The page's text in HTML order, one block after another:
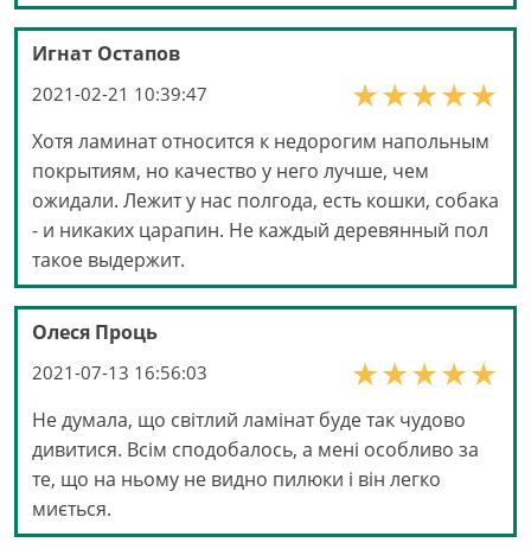
Игнат Остапов
2021-02-21 10:39:47
Хотя ламинат относится к недорогим напольным
покрытиям, но качество у него лучше, чем
ожидали. Лежит у нас полгода, есть кошки, собака
- и никаких царапин. Не каждый деревянный пол
такое выдержит.
Олеся Проць
2021-07-13 16:56:03
Не думала, що світлий ламінат буде так чудово
дивитися. Всім сподобалось, а мені особливо за
те, що на ньому не видно пилюки і він легко
миється.